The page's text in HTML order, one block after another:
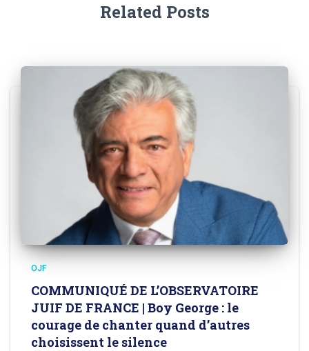
Related Posts
OJF
COMMUNIQUÉ DE L’OBSERVATOIRE
JUIF DE FRANCE | Boy George : le
courage de chanter quand d’autres
choisissent le silence